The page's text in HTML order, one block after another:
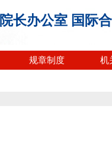
长办公室 国际
规章制度 机